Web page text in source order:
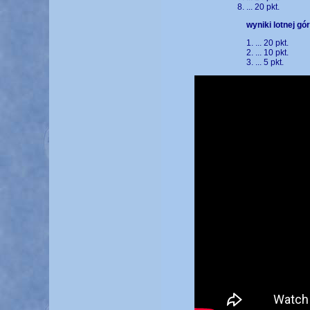
... 20 pkt.
wyniki lotnej
1. ... 20 pkt.
2. ... 10 pkt.
3. ... 5 pkt.